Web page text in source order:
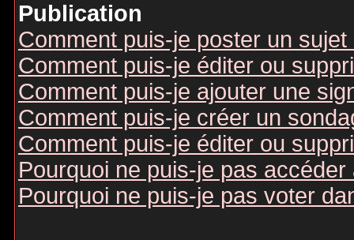
Publication
Comment puis-je poster un
Comment puis-je éditer ou
Comment puis-je ajouter une
Comment puis-je créer un
Comment puis-je éditer ou
Pourquoi ne puis-je pas accéder
Pourquoi ne puis-je pas voter